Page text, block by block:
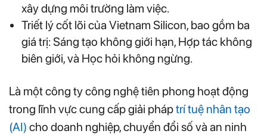
xây dựng môi trường làm việc.
Triết lý cốt lõi của Vietnam Silicon, bao gồm ba
giá trị: Sáng tạo không giới hạn, Hợp tác không
biên giới, và Học hỏi không ngừng.
Là một công ty công nghệ tiên phong hoạt động
trong lĩnh vực cung cấp giải pháptrí tuệ nhân tạo
(AI) cho doanh nghiệp, chuyển đổi số và an ninh